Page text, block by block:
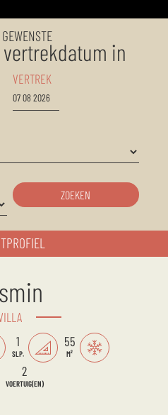
in
VERTREK
ZOEKEN
1
SLP.
55
M²
2
VOERTUIG(EN)